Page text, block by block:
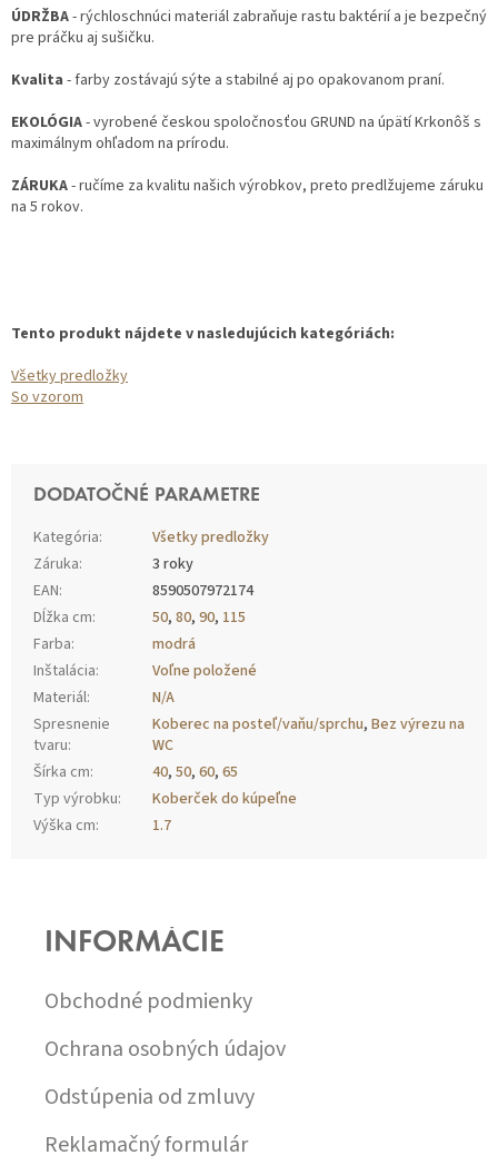
ÚDRŽBA- rýchloschnúci materiál zabraňuje rastu baktérií a je bezpečný
pre práčku aj sušičku.
Kvalita - farby zostávajú sýte a stabilné aj po opakovanom praní.
EKOLÓGIA- vyrobené českou spoločnosťou GRUND na úpätí Krkonôš s
maximálnym ohľadom na prírodu.
ZÁRUKA- ručíme za kvalitu našich výrobkov, preto predlžujeme záruku
na 5 rokov.
Tento produkt nájdete v nasledujúcich kategóriách:
Všetky predložky
So vzorom
DODATOČNÉ PARAMETRE
Kategória:
Všetky predložky
Záruka:
3 roky
EAN:
8590507972174
Dĺžka cm: 50, 80, 90, 115
Farba:
modrá
Inštalácia:
Voľne položené
Materiál:
N/A
Spresnenie
tvaru:
Koberec na posteľ/vaňu/sprchu, Bez výrezu na
WC
Šírka cm: 40, 50, 60, 65
Typ výrobku:
Koberček do kúpeľne
Výška cm:
1.7
INFORMÁCIE
Obchodné podmienky
Ochrana osobných údajov
Odstúpenia od zmluvy
Reklamačný formulár